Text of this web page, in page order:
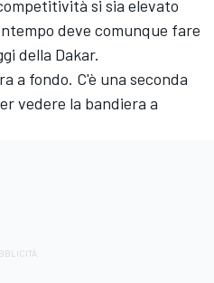
si sia elevato
deve comunque fare
della Dakar.
a fondo. C'è una seconda
vedere la bandiera a